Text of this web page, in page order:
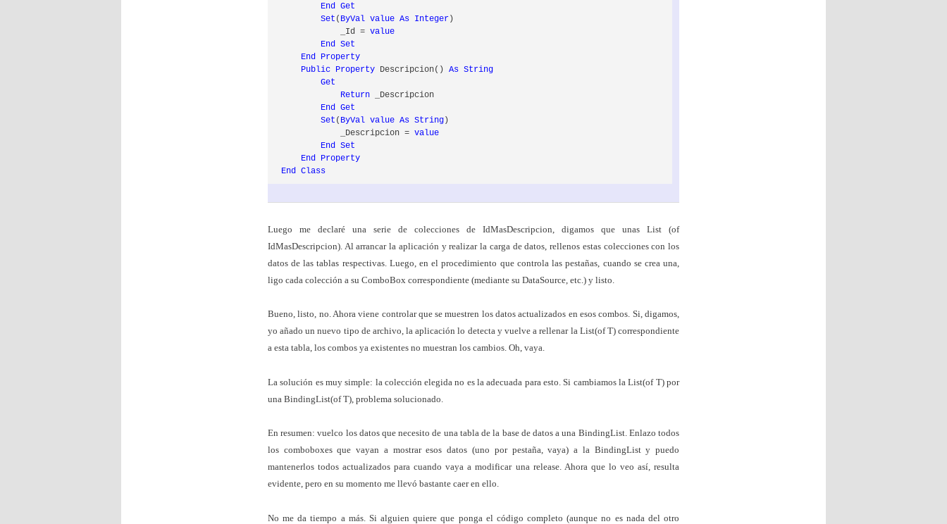
End Get
Set ( ByVal value As Integer)
            _Id =
value
End Set
End
Property
Public Property Descripcion() As String
Get
Return _Descripcion
End Get
Set ( ByVal value As String)
            _Descripcion =
value
End Set
End
Property
End Class
Luego me declaré una serie de colecciones de IdMasDescripcion, digamos que unas List (of
IdMasDescripcion). Al arrancar la aplicación y realizar la carga de datos, rellenos estas colecciones con los
datos de las tablas respectivas. Luego, en el procedimiento que controla las pestañas, cuando se crea una,
ligo cada colección a su ComboBox correspondiente (mediante su DataSource, etc.) y listo.
Bueno, listo, no. Ahora viene controlar que se muestren los datos actualizados en esos combos. Si, digamos,
yo añado un nuevo tipo de archivo, la aplicación lo detecta y vuelve a rellenar la List(of T) correspondiente
a esta tabla, los combos ya existentes no muestran los cambios. Oh, vaya.
La solución es muy simple: la colección elegida no es la adecuada para esto. Si cambiamos la List(of T) por
una BindingList(of T), problema solucionado.
En resumen: vuelco los datos que necesito de una tabla de la base de datos a una BindingList. Enlazo todos
los comboboxes que vayan a mostrar esos datos (uno por pestaña, vaya) a la BindingList y puedo
mantenerlos todos actualizados para cuando vaya a modificar una release. Ahora que lo veo así, resulta
evidente, pero en su momento me llevó bastante caer en ello.
No me da tiempo a más. Si alguien quiere que ponga el código completo (aunque no es nada del otro